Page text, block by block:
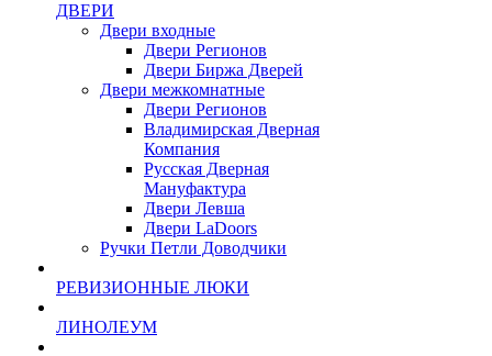
ДВЕРИ
Двери входные
Двери Регионов
Двери Биржа Дверей
Двери межкомнатные
Двери Регионов
Владимирская Дверная
Компания
Русская Дверная
Мануфактура
Двери Левша
Двери LaDoors
Ручки Петли Доводчики
РЕВИЗИОННЫЕ ЛЮКИ
ЛИНОЛЕУМ